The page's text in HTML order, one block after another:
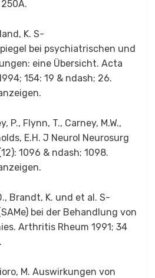
K. S-
bei psychiatrischen und
eine Übersicht. Acta
154: 19 & ndash; 26.
P., Flynn, T., Carney, M.W.,
E.H. J Neurol Neurosurg
1096 & ndash; 1098.
Brandt, K. und et al. S-
bei der Behandlung von
Arthritis Rheum 1991; 34
M. Auswirkungen von